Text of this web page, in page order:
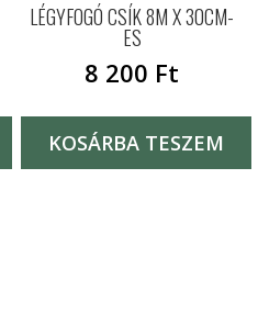
LÉGYFOGÓ CSÍK 8M X 30CM-
ES
8 200 Ft
KOSÁRBA TESZEM